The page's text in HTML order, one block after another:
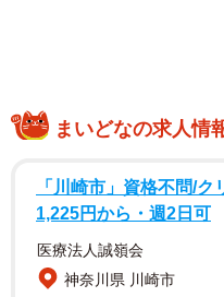
ネットで実施されました。
まいどなの求人情
「川崎市」資格不問/
1,225円から・週2日可
医療法人誠嶺会
神奈川県 川崎市